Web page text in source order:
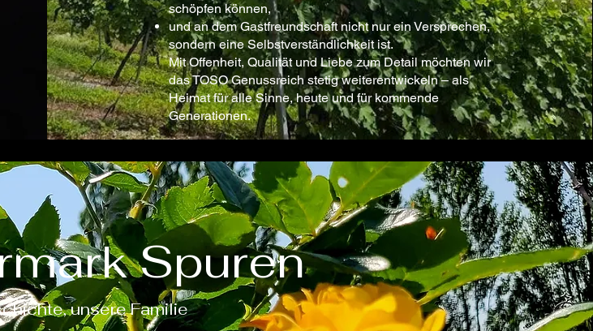
schöpfen können,
und an dem Gastfreundschaft nicht nur ein Versprechen,
sondern eine Selbstverständlichkeit ist.
Mit Offenheit, Qualität und Liebe zum Detail möchten wir
das TOSO Genussreich stetig weiterentwickeln – als
Heimat für alle Sinne, heute und für kommende
Generationen.
Spuren
unsere Familie